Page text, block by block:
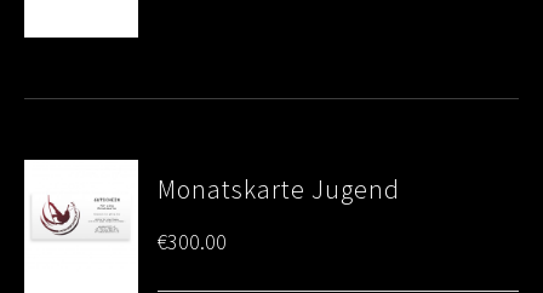
Monatskarte Jugend
€300.00